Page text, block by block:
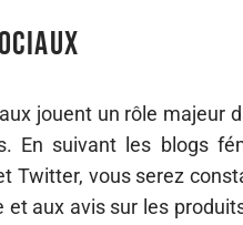
jouent un rôle majeur
En suivant les blogs
Twitter, vous serez
aux avis sur les